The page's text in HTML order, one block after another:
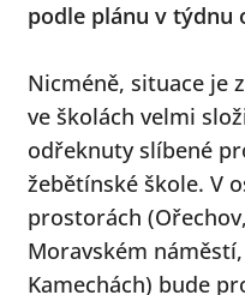
podle plánu v týdnu
Nicméně, situace je
ve školách velmi
odřeknuty slíbené
žebětínské škole. V
prostorách
Moravském
Kamechách) bude